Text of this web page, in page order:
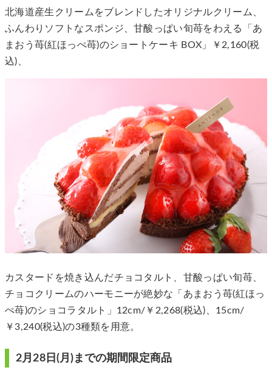
北海道産生クリームをブレンドしたオリジナルクリーム、
ふんわりソフトなスポンジ、甘酸っぱい旬苺をわえる「あ
まおう苺(紅ほっぺ苺)のショートケーキ BOX」￥2,160(税
込)、
カスタードを焼き込んだチョコタルト、甘酸っぱい旬苺、
チョコクリームのハーモニーが絶妙な「あまおう苺(紅ほっ
ぺ苺)のショコラタルト」12cm/￥2,268(税込)、15cm/
￥3,240(税込)の3種類を用意。
2月28日(月)までの期間限定商品